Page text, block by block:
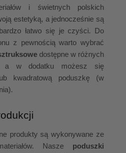
i świetnych polskich
estetyką, a jednocześnie są
łatwo się je czyści. Do
z pewnością warto wybrać
dostępne w różnych
a w dodatku możesz się
kwadratową poduszkę (w
produkty są wykonywane ze
Nasze poduszki